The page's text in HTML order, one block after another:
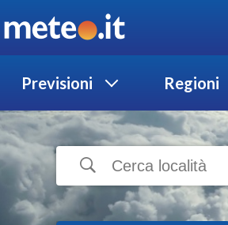
Previsioni Regioni